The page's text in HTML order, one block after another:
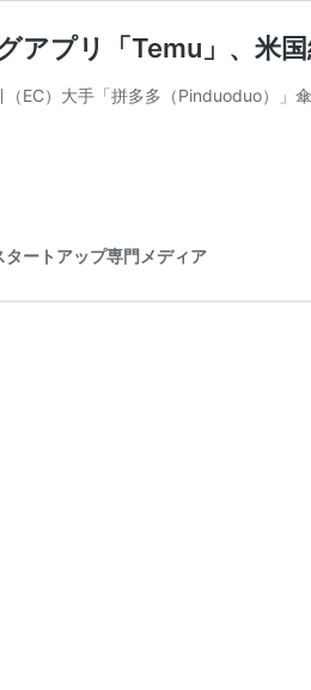
アプリ「Temu」、米
（EC）大手「拼多多（Pinduoduo）」
ートアップ専門メディア